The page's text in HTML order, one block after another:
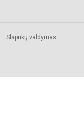
Slapukų valdymas